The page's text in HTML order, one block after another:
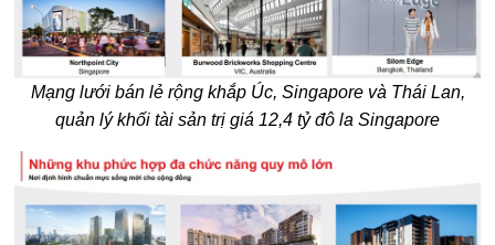
Mạng lưới bán lẻ rộng khắp Úc, Singapore và Thái Lan,
quản lý khối tài sản trị giá 12,4 tỷ đô la Singapore